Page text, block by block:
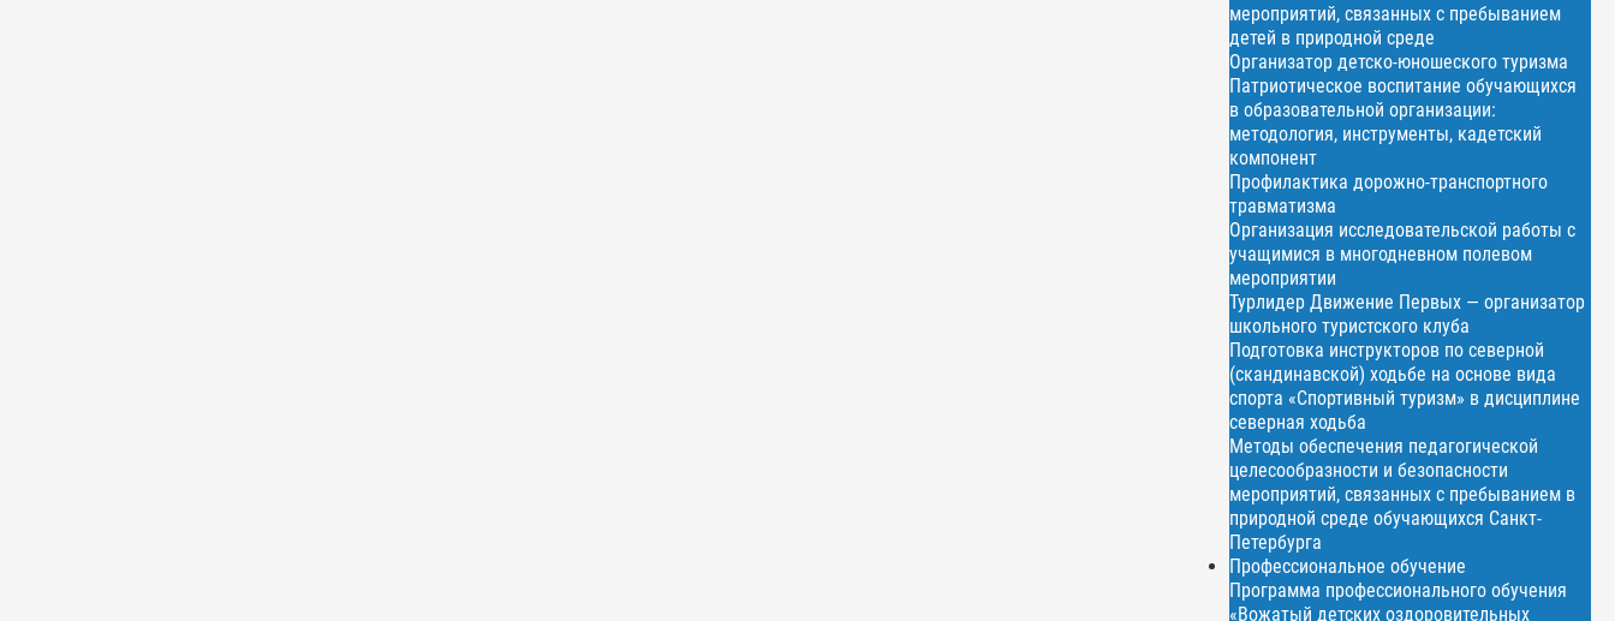
мероприятий, связанных с пребыванием
детей в природной среде
Организатор детско-юношеского туризма
Патриотическое воспитание обучающихся
в образовательной организации:
методология, инструменты, кадетский
компонент
Профилактика дорожно-транспортного
травматизма
Организация исследовательской работы с
учащимися в многодневном полевом
мероприятии
Турлидер Движение Первых — организатор
школьного туристского клуба
Подготовка инструкторов по северной
(скандинавской) ходьбе на основе вида
спорта «Спортивный туризм» в дисциплине
северная ходьба
Методы обеспечения педагогической
целесообразности и безопасности
мероприятий, связанных с пребыванием в
природной среде обучающихся Санкт-
Петербурга
Профессиональное обучение
Программа профессионального обучения
«Вожатый детских оздоровительных